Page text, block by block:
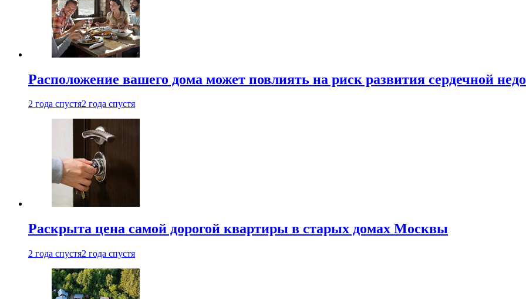
Расположение вашего дома может повлиять на риск развития сердечной
2 года спустя2 года спустя
Раскрыта цена самой дорогой квартиры в старых домах Москвы
2 года спустя2 года спустя